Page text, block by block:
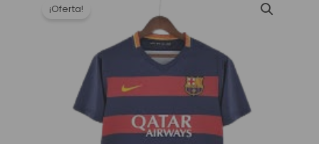
¡Oferta!